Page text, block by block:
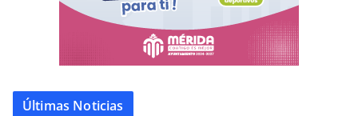
Últimas Noticias